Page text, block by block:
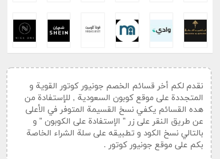
نقدم لكم أخر قسائم الخصم جونيور كوتور القوية و
المتجددة على موقع كوبون السعودية , للإستفادة من
هده القسائم يكفي نسخ القسيمة المتوفر في الأعلى
عن طريق النقر على زر ” الإستفادة على الكوبون ” و
بالتالي نسخ الكود و تطبيقه على سلة الشراء الخاصة
بكم على موقع جونيور كوتور .